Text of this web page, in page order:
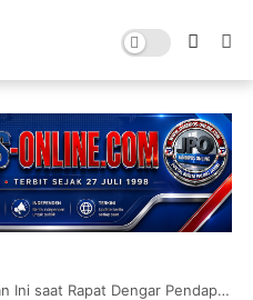
Dengar Pendapat Umum (RDPU) dengan Komisi X DPR RI